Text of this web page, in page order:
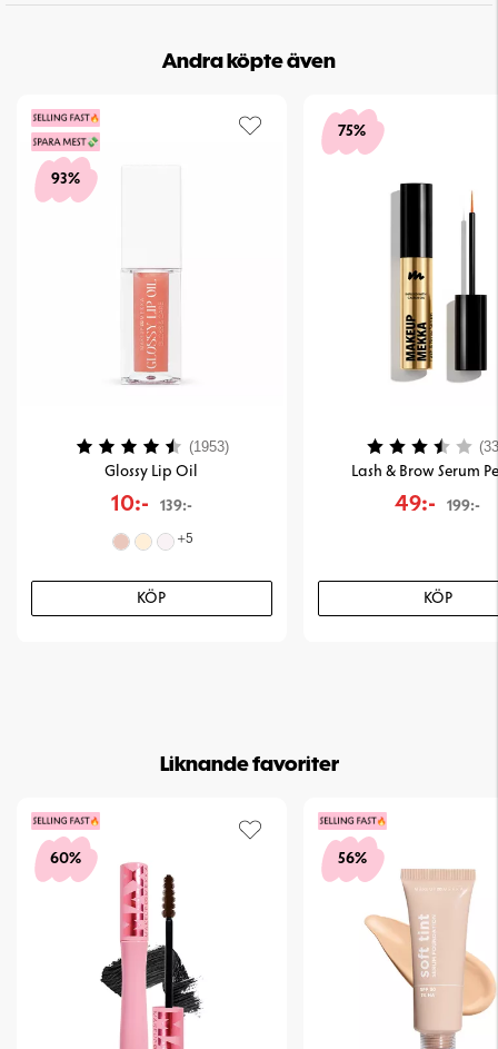
Andra köpte även
93%
Glossy Lip Oil
10:- 139:-
+5
KÖP
Betyg: (1953) 4.2 utav 5 stjärnor
75%
Lash & Brow Serum
49:- 199:-
KÖP
Betyg:
Liknande favoriter
60% 56%